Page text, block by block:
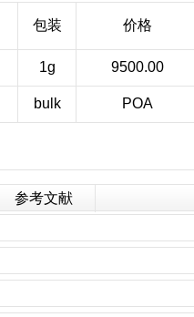
包装 价格
1g 9500.00
bulk POA
参考文献